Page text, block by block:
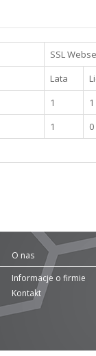
SSL
Lata
1
1
1
0
O nas
Informacje o firmie
Kontakt